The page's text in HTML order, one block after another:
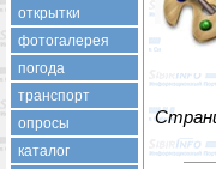
открытки
фотогалерея
погода
транспорт
опросы
каталог